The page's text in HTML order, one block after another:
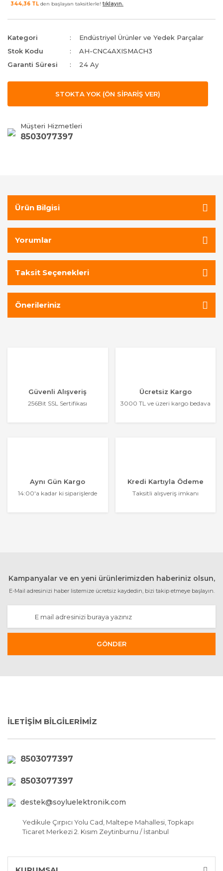
344,36 TL den başlayan taksitlerle! tıklayın.
Kategori
Endüstriyel Ürünler ve Yedek Parçalar
Stok Kodu
AH-CNC4AXISMACH3
Garanti Süresi
24 Ay
STOKTA YOK (ÖN SİPARİŞ VER)
Müşteri Hizmetleri
8503077397
Ürün Bilgisi
Yorumlar
Taksit Seçenekleri
Önerileriniz
Güvenli Alışveriş
256Bit SSL Sertifikası
Ücretsiz Kargo
3000 TL ve üzeri kargo bedava
Aynı Gün Kargo
14:00'a kadar ki siparişlerde
Kredi Kartıyla Ödeme
Taksitli alışveriş imkanı
Kampanyalar ve en yeni ürünlerimizden haberiniz olsun,
E-Mail adresinizi haber listemize ücretsiz kaydedin, bizi takip etmeye başlayın.
GÖNDER
İLETİŞİM BİLGİLERİMİZ
8503077397
8503077397
destek@soyluelektronik.com
Yedikule Çırpıcı Yolu Cad, Maltepe Mahallesi, Topkapı
Ticaret Merkezi 2. Kısım Zeytinburnu / İstanbul